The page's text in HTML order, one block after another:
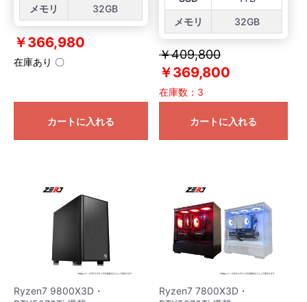
メモリ 32GB
￥366,980
在庫あり 〇
カートに入れる
メモリ
32GB
￥409,800
￥369,800
在庫数：3
カートに入れる
Ryzen7 9800X3D・
Ryzen7 7800X3D・